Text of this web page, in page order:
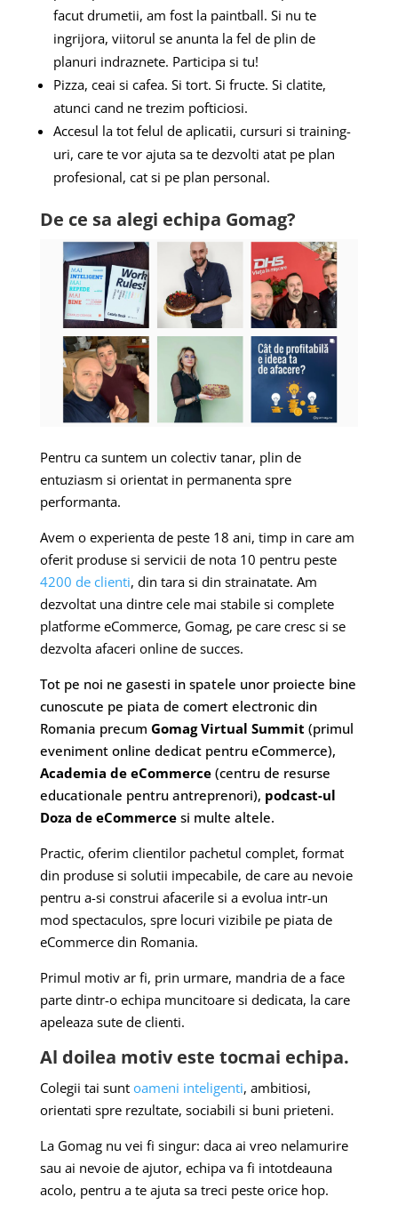
facut drumetii, am fost la paintball. Si nu te
ingrijora, viitorul se anunta la fel de plin de
planuri indraznete. Participa si tu!
Pizza, ceai si cafea. Si tort. Si fructe. Si clatite,
atunci cand ne trezim pofticiosi.
Accesul la tot felul de aplicatii, cursuri si training-
uri, care te vor ajuta sa te dezvolti atat pe plan
profesional, cat si pe plan personal.
De ce sa alegi echipa Gomag?
Pentru ca suntem un colectiv tanar, plin de
entuziasm si orientat in permanenta spre
performanta.
Avem o experienta de peste 18 ani, timp in care am
oferit produse si servicii de nota 10 pentru peste
4200 de clienti, din tara si din strainatate. Am
dezvoltat una dintre cele mai stabile si complete
platforme eCommerce, Gomag, pe care cresc si se
dezvolta afaceri online de succes.
Tot pe noi ne gasesti in spatele unor proiecte bine
cunoscute pe piata de comert electronic din
Romania precum Gomag Virtual Summit (primul
eveniment online dedicat pentru eCommerce),
Academia de eCommerce(centru de resurse
educationale pentru antreprenori), podcast-ul
Doza de eCommercesi multe altele.
Practic, oferim clientilor pachetul complet, format
din produse si solutii impecabile, de care au nevoie
pentru a-si construi afacerile si a evolua intr-un
mod spectaculos, spre locuri vizibile pe piata de
eCommerce din Romania.
Primul motiv ar fi, prin urmare, mandria de a face
parte dintr-o echipa muncitoare si dedicata, la care
apeleaza sute de clienti.
Al doilea motiv este tocmai echipa.
Colegii tai sunt oameni inteligenti, ambitiosi,
orientati spre rezultate, sociabili si buni prieteni.
La Gomag nu vei fi singur: daca ai vreo nelamurire
sau ai nevoie de ajutor, echipa va fi intotdeauna
acolo, pentru a te ajuta sa treci peste orice hop.